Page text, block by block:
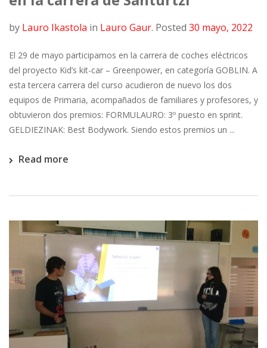
by Lauro Ikastola in Lauro Gaur. Posted 30 mayo, 2022
El 29 de mayo participamos en la carrera de coches eléctricos
del proyecto Kid’s kit-car – Greenpower, en categoría GOBLIN. A
esta tercera carrera del curso acudieron de nuevo los dos
equipos de Primaria, acompañados de familiares y profesores, y
obtuvieron dos premios: FORMULAURO: 3º puesto en sprint.
GELDIEZINAK: Best Bodywork. Siendo estos premios un ...
Read more